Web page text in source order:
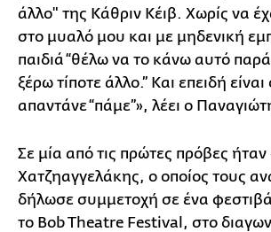
άλλο" της Κάθριν Κέιβ. Χωρίς να
στο μυαλό μου και με μηδενική
παιδιά “θέλω να το κάνω αυτό
ξέρω τίποτε άλλο.” Και επειδή
απαντάνε “πάμε”», λέει ο
Σε μία από τις πρώτες πρόβες
Χατζηαγγελάκης, ο οποίος τους
δήλωσε συμμετοχή σε ένα
το Βοb Theatre Festival, στο